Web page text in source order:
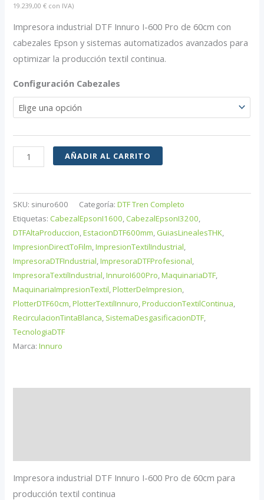
precios:
desde
hasta
15.900,00 €
19.239,00€ con IVA)
Impresora industrial DTF Innuro I-600 Pro de 60cm con
cabezales Epson y sistemas automatizados avanzados para
optimizar la producción textil continua.
Configuración Cabezales
Impresora
industrial
Innuro
I-
600
Pro
de
60cm
para
producción
textil
continua
AÑADIR AL CARRITO
SKU: sinuro600 Categoría:DTF Tren Completo
Etiquetas: CabezalEpsonI1600, CabezalEpsonI3200,
DTFAltaProduccion,EstacionDTF600mm, GuiasLinealesTHK,
ImpresionDirectToFilm,ImpresionTextilIndustrial,
ImpresoraDTFIndustrial,ImpresoraDTFProfesional,
ImpresoraTextilIndustrial,InnuroI600Pro,MaquinariaDTF,
MaquinariaImpresionTextil,PlotterDeImpresion,
PlotterDTF60cm,PlotterTextilInnuro,ProduccionTextilContinua,
RecirculacionTintaBlanca, SistemaDesgasificacionDTF,
TecnologiaDTF
Marca:Innuro
Impresora industrial DTF Innuro I-600 Pro de 60cm para
producción textil continua